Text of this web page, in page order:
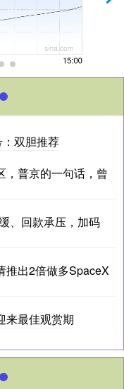
双胆推荐
，普京的一句话，曾
、回款承压，加码
推出2倍做多SpaceX
来最佳观赏期